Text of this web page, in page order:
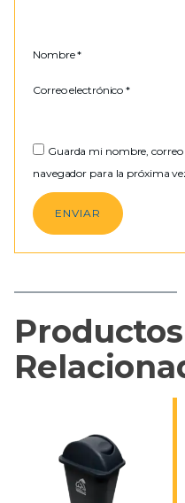
Nombre*
Correo electrónico*
Guarda mi nombre, correo
navegador para la próxima
Productos